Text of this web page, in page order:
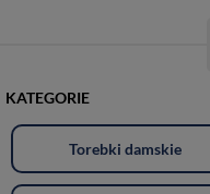
KATEGORIE
Torebki damskie